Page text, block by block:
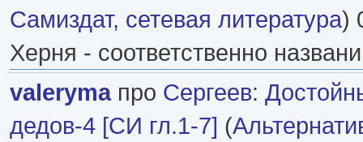
Самиздат, сетевая литература)
Херня - соответственно
valerymaпро Сергеев:
дедов-4 [СИ гл.1-7] (